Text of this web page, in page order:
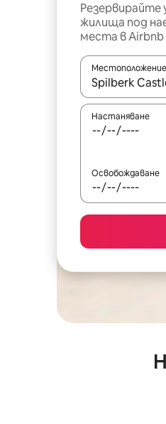
Резервирайте
жилища под
места в Airbnb
Местоположение
Когато
Настаняване
Освобождаване